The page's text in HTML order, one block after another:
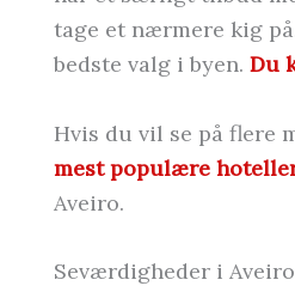
tage et nærmere kig
bedste valg i byen. Du
Hvis du vil se på flere
mest populære
Aveiro.
Seværdigheder i Aveiro